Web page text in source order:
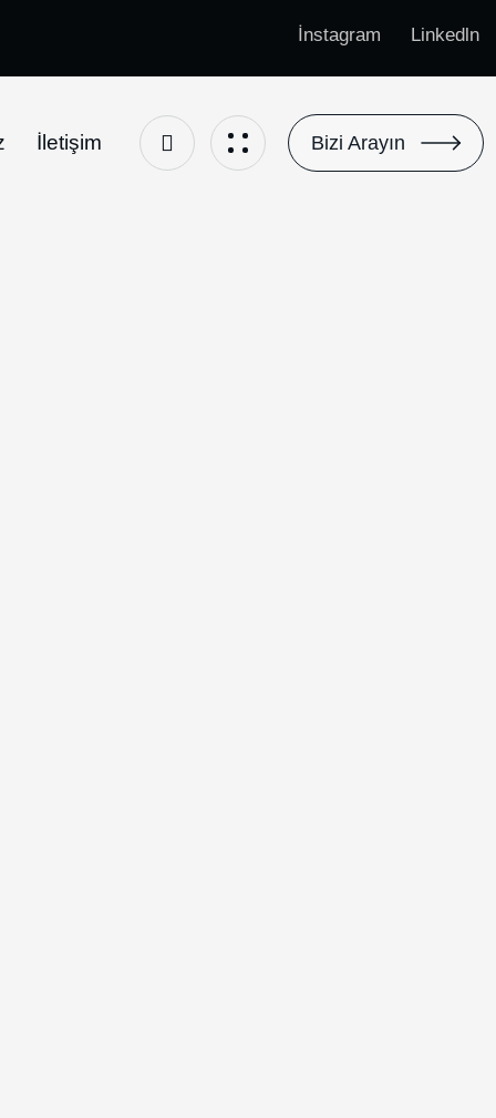
İnstagram Linkedln
İletişim Bizi Arayın